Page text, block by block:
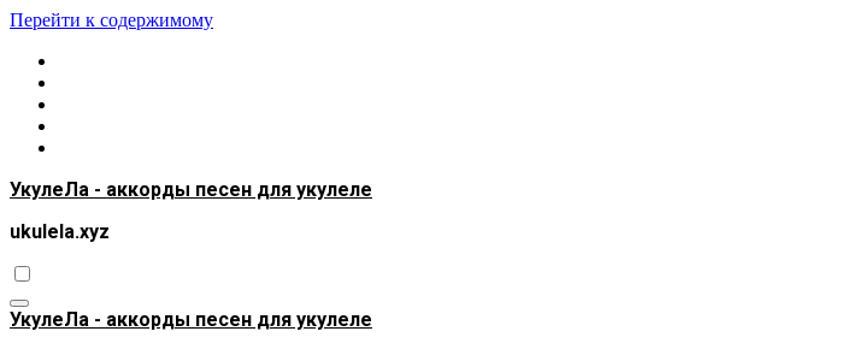
Перейти к содержимому
УкулеЛа - аккорды песен для укулеле
ukulela.xyz
УкулеЛа - аккорды песен для укулеле